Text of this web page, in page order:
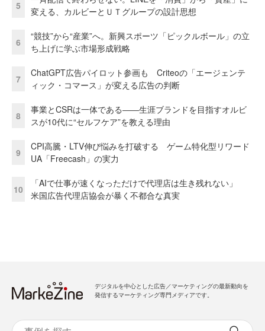
5
変える、カルビーとＵＴグループの設計思想
6
“競技”から“産業”へ。新興スポーツ「ピックルボール」の立
ち上げに学ぶ市場形成戦略
7
ChatGPT広告パイロット参画も Criteoの「エージェンテ
ィック・コマース」が変える広告の判断
8
事業とCSRは一体である――生涯ブランドを目指すオルビ
スが10代に“セルフケア”を教える理由
9
CPI高騰・LTV伸び悩みを打破する ゲーム特化型リワード
UA「Freecash」の実力
10
「AIで仕事が速くなっただけで代理店は生き残れない」
米国広告代理店協会が暴く不都合な真実
デジタルを中心とした広告／マーケティングの最新動向を
発信するマーケティング専門メディアです。